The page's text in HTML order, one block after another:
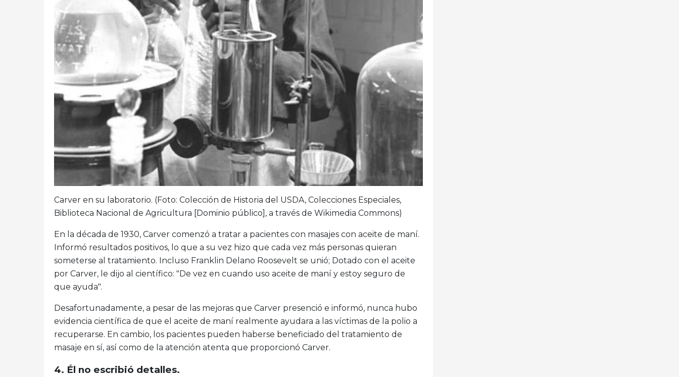
Carver en su laboratorio. (Foto: Colección de Historia del USDA, Colecciones Especiales,
Biblioteca Nacional de Agricultura [Dominio público], a través de Wikimedia Commons)
En la década de 1930, Carver comenzó a tratar a pacientes con masajes con aceite de maní.
Informó resultados positivos, lo que a su vez hizo que cada vez más personas quieran
someterse al tratamiento. Incluso Franklin Delano Roosevelt se unió; Dotado con el aceite
por Carver, le dijo al científico: "De vez en cuando uso aceite de maní y estoy seguro de
que ayuda".
Desafortunadamente, a pesar de las mejoras que Carver presenció e informó, nunca hubo
evidencia científica de que el aceite de maní realmente ayudara a las víctimas de la polio a
recuperarse. En cambio, los pacientes pueden haberse beneficiado del tratamiento de
masaje en sí, así como de la atención atenta que proporcionó Carver.
4. Él no escribió detalles.